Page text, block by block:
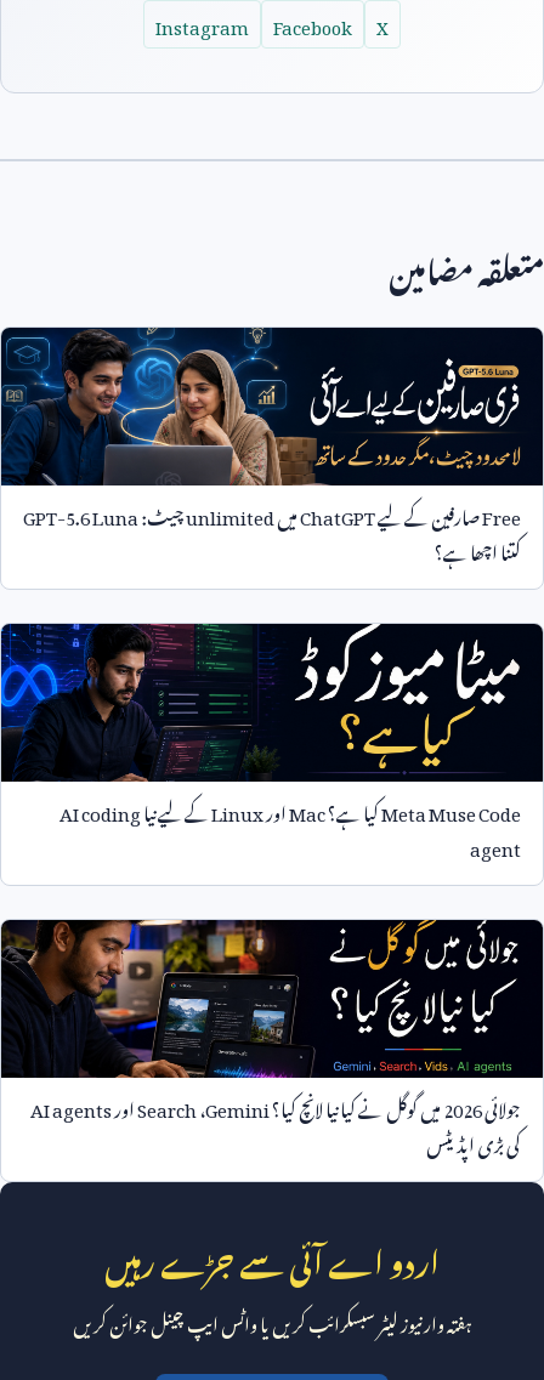
X
Facebook
Instagram
متعلقہ مضامین
Freeصارفین کے لیےChatGPTمیںunlimitedچیٹ:GPT-5.6 Luna
کتنا اچھا ہے؟
Meta Muse Codeکیا ہے؟MacاورLinuxکے لیے نیاAI coding
agent
جولائی2026میں گوگل نے کیا نیا لانچ کیا؟Gemini،SearchاورAI agents
کی بڑی اپڈیٹس
اردو اے آئی سے جڑے رہیں
ہفتہ وار نیوز لیٹر سبسکرائب کریں یا واٹس ایپ چینل جوائن کریں